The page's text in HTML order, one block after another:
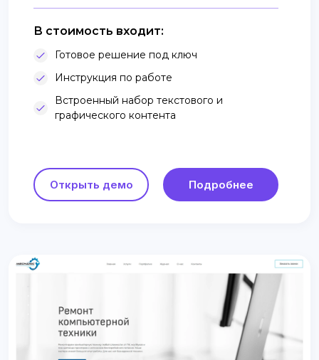
В стоимость входит:
Готовое решение под ключ
Инструкция по работе
Встроенный набор текстового и
графического контента
Открыть демо Подробнее